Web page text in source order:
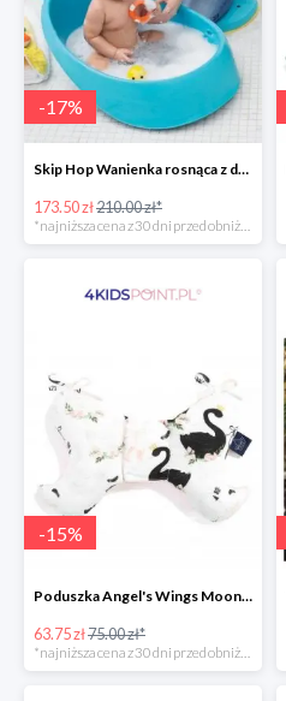
-17%
Skip Hop Wanienka rosnąca z dzieckiem Wielorybek
173.50 zł210.00 zł*
*najniższa cena z 30 dni przed obniżką
-15%
Poduszka Angel's Wings Moonlight Swan Powder Pink La Millou -15%
63.75 zł75.00 zł*